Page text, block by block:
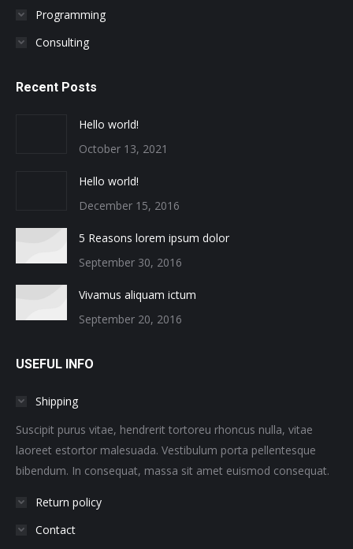
Programming
Consulting
Recent Posts
Hello world!
October 13, 2021
Hello world!
December 15, 2016
5 Reasons lorem ipsum dolor
September 30, 2016
Vivamus aliquam ictum
September 20, 2016
USEFUL INFO
Shipping
Suscipit purus vitae, hendrerit tortoreu rhoncus nulla, vitae
laoreet estortor malesuada. Vestibulum porta pellentesque
bibendum. In consequat, massa sit amet euismod consequat.
Return policy
Contact